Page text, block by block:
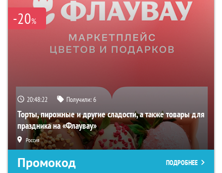
-20%
20:48:21 Получили:6
Торты, пирожные и другие сладости, а также товары для
праздника на «Флаувау»
Россия
Промокод ПОДРОБНЕЕ